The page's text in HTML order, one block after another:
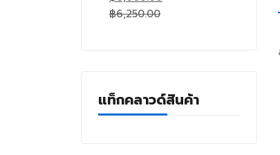
฿6,250.00
แท็กคลาวด์สินค้า